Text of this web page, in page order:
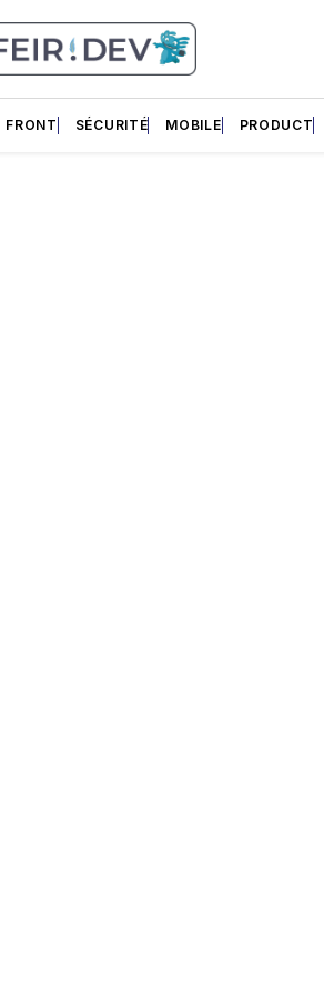
FRONT SÉCURITÉ MOBILE PRODUCT